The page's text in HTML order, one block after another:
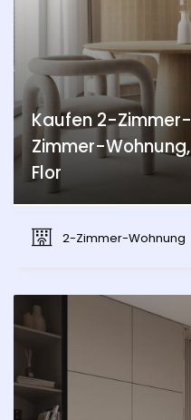
Kaufen 2-
Zimmer-
Flor
2-Zimmer-Wohnung